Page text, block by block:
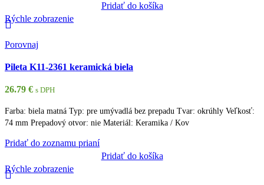
Pridať do košíka
Rýchle zobrazenie
Porovnaj
Pileta K11-2361 keramická biela
26.79 € s DPH
Farba: biela matná Typ: pre umývadlá bez prepadu Tvar: okrúhly Veľkosť:
74 mm Prepadový otvor: nie Materiál: Keramika / Kov
Pridať do zoznamu prianí
Pridať do košíka
Rýchle zobrazenie